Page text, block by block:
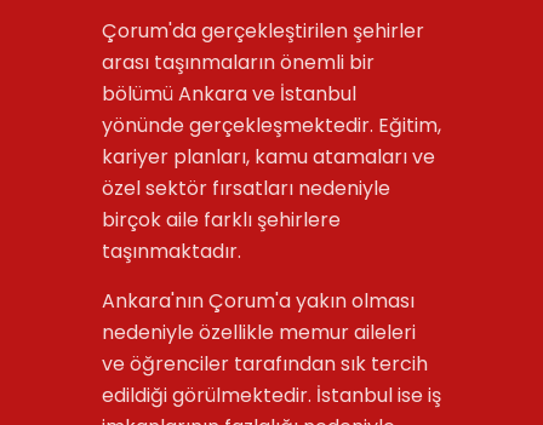
Çorum'da gerçekleştirilen şehirler
arası taşınmaların önemli bir
bölümü Ankara ve İstanbul
yönünde gerçekleşmektedir. Eğitim,
kariyer planları, kamu atamaları ve
özel sektör fırsatları nedeniyle
birçok aile farklı şehirlere
taşınmaktadır.
Ankara'nın Çorum'a yakın olması
nedeniyle özellikle memur aileleri
ve öğrenciler tarafından sık tercih
edildiği görülmektedir. İstanbul ise iş